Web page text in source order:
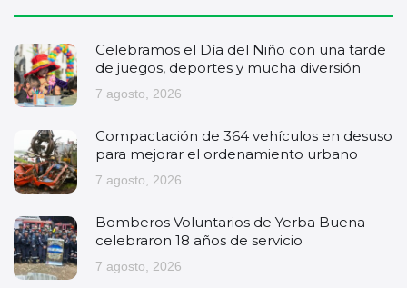
Celebramos el Día del Niño con una tarde
de juegos, deportes y mucha diversión
7 agosto, 2026
Compactación de 364 vehículos en desuso
para mejorar el ordenamiento urbano
7 agosto, 2026
Bomberos Voluntarios de Yerba Buena
celebraron 18 años de servicio
7 agosto, 2026